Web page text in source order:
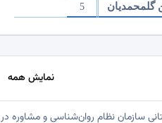
گلمحمدیان 5
نمایش همه
سازمان نظام روان‌شناسی و مشاوره در